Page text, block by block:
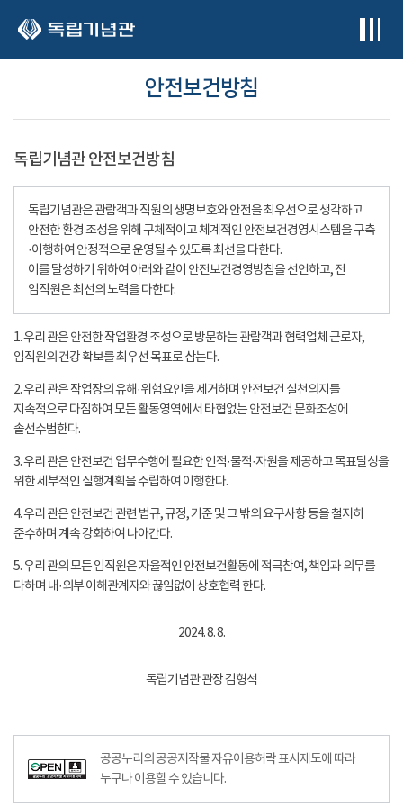
안전보건방침
독립기념관 안전보건방침
독립기념관은 관람객과 직원의 생명보호와 안전을 최우선으로 생각하고
안전한 환경 조성을 위해 구체적이고 체계적인 안전보건경영시스템을 구축
·이행하여 안정적으로 운영될 수 있도록 최선을 다한다.
이를 달성하기 위하여 아래와 같이 안전보건경영방침을 선언하고, 전
임직원은 최선의 노력을 다한다.
1. 우리 관은 안전한 작업환경 조성으로 방문하는 관람객과 협력업체 근로자,
임직원의 건강 확보를 최우선 목표로 삼는다.
2. 우리 관은 작업장의 유해·위험요인을 제거하며 안전보건 실천의지를
지속적으로 다짐하여 모든 활동영역에서 타협없는 안전보건 문화조성에
솔선수범한다.
3. 우리 관은 안전보건 업무수행에 필요한 인적·물적·자원을 제공하고 목표달성을
위한 세부적인 실행계획을 수립하여 이행한다.
4. 우리 관은 안전보건 관련 법규, 규정, 기준 및 그 밖의 요구사항 등을 철저히
준수하며 계속 강화하여 나아간다.
5. 우리 관의 모든 임직원은 자율적인 안전보건활동에 적극참여, 책임과 의무를
다하며 내·외부 이해관계자와 끊임없이 상호협력 한다.
2024. 8. 8.
독립기념관 관장 김형석
공공누리의 공공저작물 자유이용허락 표시제도에 따라
누구나 이용할 수 있습니다.